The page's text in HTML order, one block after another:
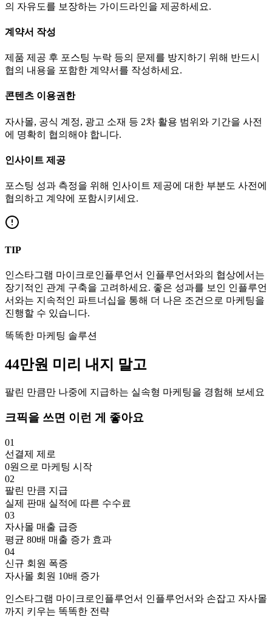
의 자유도를 보장하는 가이드라인을 제공하세요.
계약서 작성
제품 제공 후 포스팅 누락 등의 문제를 방지하기 위해 반드시
협의 내용을 포함한 계약서를 작성하세요.
콘텐츠 이용권한
자사몰, 공식 계정, 광고 소재 등 2차 활용 범위와 기간을 사전
에 명확히 협의해야 합니다.
인사이트 제공
포스팅 성과 측정을 위해 인사이트 제공에 대한 부분도 사전에
협의하고 계약에 포함시키세요.
TIP
인스타그램 마이크로인플루언서 인플루언서와의 협상에서는
장기적인 관계 구축을 고려하세요. 좋은 성과를 보인 인플루언
서와는 지속적인 파트너십을 통해 더 나은 조건으로 마케팅을
진행할 수 있습니다.
똑똑한 마케팅 솔루션
44만원 미리 내지 말고
팔린 만큼만 나중에 지급하는 실속형 마케팅을 경험해 보세요
크픽을 쓰면 이런 게 좋아요
01
선결제 제로
0원으로 마케팅 시작
02
팔린 만큼 지급
실제 판매 실적에 따른 수수료
03
자사몰 매출 급증
평균 80배 매출 증가 효과
04
신규 회원 폭증
자사몰 회원 10배 증가
인스타그램 마이크로인플루언서 인플루언서와 손잡고 자사몰
까지 키우는 똑똑한 전략